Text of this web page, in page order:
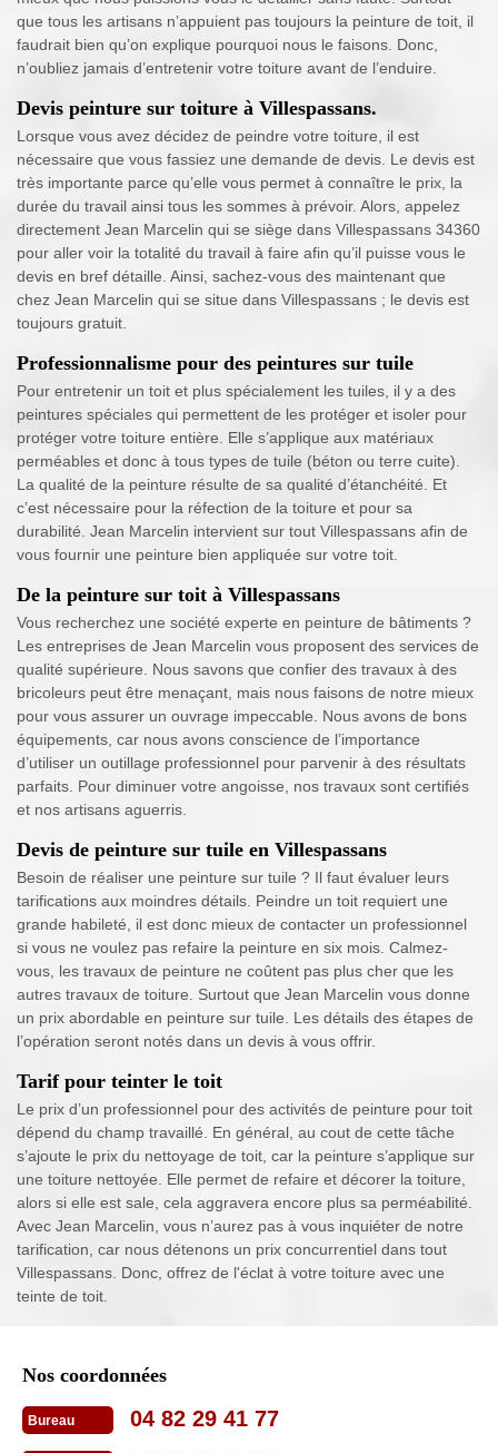
que tous les artisans n’appuient pas toujours la peinture de toit, il
faudrait bien qu’on explique pourquoi nous le faisons. Donc,
n’oubliez jamais d’entretenir votre toiture avant de l’enduire.
Devis peinture sur toiture à Villespassans.
Lorsque vous avez décidez de peindre votre toiture, il est
nécessaire que vous fassiez une demande de devis. Le devis est
très importante parce qu’elle vous permet à connaître le prix, la
durée du travail ainsi tous les sommes à prévoir. Alors, appelez
directement Jean Marcelin qui se siège dans Villespassans 34360
pour aller voir la totalité du travail à faire afin qu’il puisse vous le
devis en bref détaille. Ainsi, sachez-vous des maintenant que
chez Jean Marcelin qui se situe dans Villespassans ; le devis est
toujours gratuit.
Professionnalisme pour des peintures sur tuile
Pour entretenir un toit et plus spécialement les tuiles, il y a des
peintures spéciales qui permettent de les protéger et isoler pour
protéger votre toiture entière. Elle s’applique aux matériaux
perméables et donc à tous types de tuile (béton ou terre cuite).
La qualité de la peinture résulte de sa qualité d’étanchéité. Et
c’est nécessaire pour la réfection de la toiture et pour sa
durabilité. Jean Marcelin intervient sur tout Villespassans afin de
vous fournir une peinture bien appliquée sur votre toit.
De la peinture sur toit à Villespassans
Vous recherchez une société experte en peinture de bâtiments ?
Les entreprises de Jean Marcelin vous proposent des services de
qualité supérieure. Nous savons que confier des travaux à des
bricoleurs peut être menaçant, mais nous faisons de notre mieux
pour vous assurer un ouvrage impeccable. Nous avons de bons
équipements, car nous avons conscience de l’importance
d’utiliser un outillage professionnel pour parvenir à des résultats
parfaits. Pour diminuer votre angoisse, nos travaux sont certifiés
et nos artisans aguerris.
Devis de peinture sur tuile en Villespassans
Besoin de réaliser une peinture sur tuile ? Il faut évaluer leurs
tarifications aux moindres détails. Peindre un toit requiert une
grande habileté, il est donc mieux de contacter un professionnel
si vous ne voulez pas refaire la peinture en six mois. Calmez-
vous, les travaux de peinture ne coûtent pas plus cher que les
autres travaux de toiture. Surtout que Jean Marcelin vous donne
un prix abordable en peinture sur tuile. Les détails des étapes de
l’opération seront notés dans un devis à vous offrir.
Tarif pour teinter le toit
Le prix d’un professionnel pour des activités de peinture pour toit
dépend du champ travaillé. En général, au cout de cette tâche
s’ajoute le prix du nettoyage de toit, car la peinture s’applique sur
une toiture nettoyée. Elle permet de refaire et décorer la toiture,
alors si elle est sale, cela aggravera encore plus sa perméabilité.
Avec Jean Marcelin, vous n’aurez pas à vous inquiéter de notre
tarification, car nous détenons un prix concurrentiel dans tout
Villespassans. Donc, offrez de l'éclat à votre toiture avec une
teinte de toit.
Nos coordonnées
Bureau 04 82 29 41 77